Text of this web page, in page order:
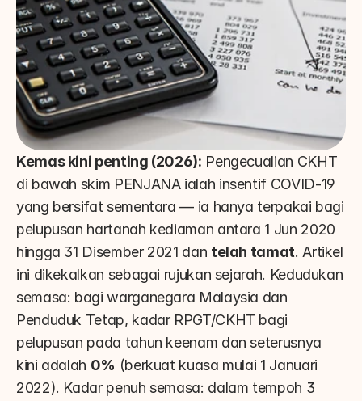
Kemas kini penting (2026): Pengecualian CKHT
di bawah skim PENJANA ialah insentif COVID-19
yang bersifat sementara — ia hanya terpakai bagi
pelupusan hartanah kediaman antara 1 Jun 2020
hingga 31 Disember 2021 dan telah tamat. Artikel
ini dikekalkan sebagai rujukan sejarah. Kedudukan
semasa: bagi warganegara Malaysia dan
Penduduk Tetap, kadar RPGT/CKHT bagi
pelupusan pada tahun keenam dan seterusnya
kini adalah 0% (berkuat kuasa mulai 1 Januari
2022). Kadar penuh semasa: dalam tempoh 3